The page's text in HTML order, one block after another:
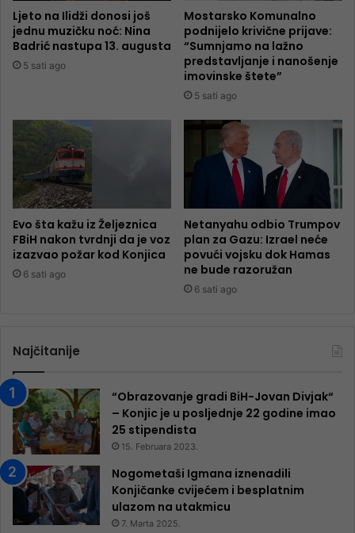
Ljeto na Ilidži donosi još
jednu muzičku noć: Nina
Badrić nastupa 13. augusta
5 sati ago
Mostarsko Komunalno
podnijelo krivične prijave:
“Sumnjamo na lažno
predstavljanje i nanošenje
imovinske štete”
5 sati ago
Evo šta kažu iz Željeznica
FBiH nakon tvrdnji da je voz
izazvao požar kod Konjica
6 sati ago
Netanyahu odbio Trumpov
plan za Gazu: Izrael neće
povući vojsku dok Hamas
ne bude razoružan
6 sati ago
Najčitanije
“Obrazovanje gradi BiH-Jovan Divjak“
– Konjic je u posljednje 22 godine imao
25 ​​stipendista
15. Februara 2023.
Nogometaši Igmana iznenadili
Konjičanke cvijećem i besplatnim
ulazom na utakmicu
7. Marta 2025.